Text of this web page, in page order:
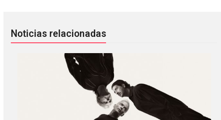
Noticias relacionadas